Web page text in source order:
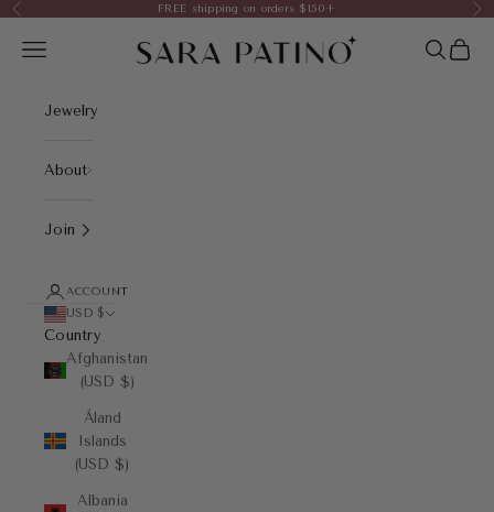
Skip to content
Previous FREE shipping on orders $150+
Sara Patino Jewelry
Open navigation menu OpenOpen
Jewelry
About
Join
ACCOUNT
USD $
Country
Afghanistan
(USD $)
Åland
Islands
(USD $)
Albania